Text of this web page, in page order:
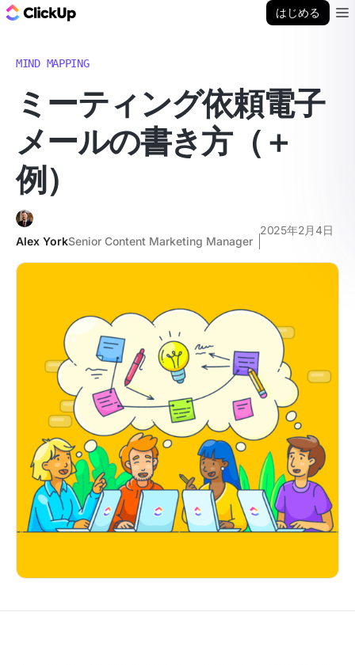
はじめる
MIND MAPPING
ミーティング依頼電子
メールの書き方（＋
例）
Alex YorkSenior Content Marketing Manager
2025年2月4日